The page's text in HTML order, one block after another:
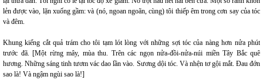
lẻn được vào, lặn xuống gầm: và (nó, ngoan ngoãn, cùng) tôi thiếp êm trong cơn say của tóc
và đêm.
Khung kiếng cắt quả trám cho tôi tạm lót lòng với những sợi tóc của nàng hơn nửa phút
trước đã. [Một rừng mây, mùa thu. Trên các ngọn nửa-đồi-nửa-núi miền Tây Bắc quê
hương. Những sáng tinh tươm vác dao lần vào. Sương dội tóc. Và nhện tơ gội mắt. Đau đớn
sao là! Và ngậm ngùi sao là!]